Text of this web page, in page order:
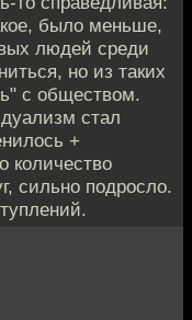
было меньше,
людей среди
но из таких
с обществом.
стал
+
количество
сильно подросло.